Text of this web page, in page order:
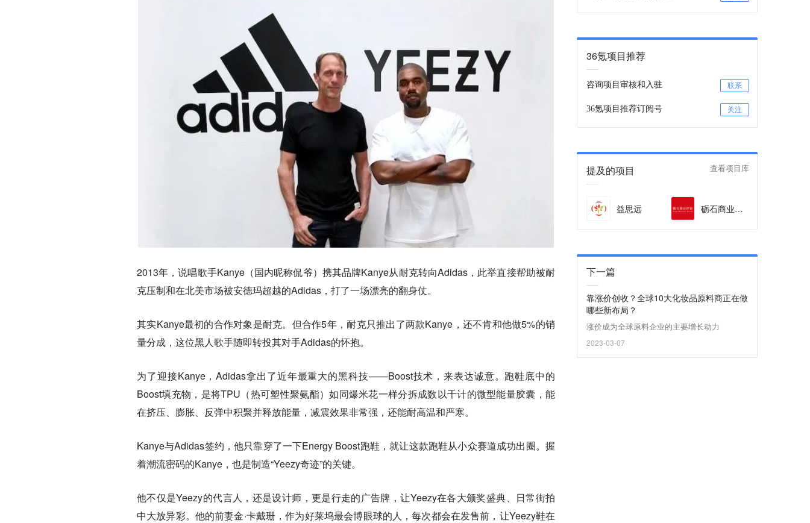
2013年，说唱歌手Kanye（国内昵称侃爷）携其品牌Kanye从耐克转向Adidas，此举直接帮助被耐
克压制和在北美市场被安德玛超越的Adidas，打了一场漂亮的翻身仗。
其实Kanye最初的合作对象是耐克。但合作5年，耐克只推出了两款Kanye，还不肯和他做5%的销
量分成，这位黑人歌手随即转投其对手Adidas的怀抱。
为了迎接Kanye，Adidas拿出了近年最重大的黑科技——Boost技术，来表达诚意。跑鞋底中的
Boost填充物，是将TPU（热可塑性聚氨酯）如同爆米花一样分拆成数以千计的微型能量胶囊，能
在挤压、膨胀、反弹中积聚并释放能量，减震效果非常强，还能耐高温和严寒。
Kanye与Adidas签约，他只靠穿了一下Energy Boost跑鞋，就让这款跑鞋从小众赛道成功出圈。握
着潮流密码的Kanye，也是制造“Yeezy奇迹”的关键。
他不仅是Yeezy的代言人，还是设计师，更是行走的广告牌，让Yeezy在各大颁奖盛典、日常街拍
中大放异彩。他的前妻金·卡戴珊，作为好莱坞最会博眼球的人，每次都会在发售前，让Yeezy鞋在
36氪项目推荐
咨询项目审核和入驻 联系
36氪项目推荐订阅号 关注
提及的项目 查看项目库
益思远 砺石商业评论
下一篇
靠涨价创收？全球10大化妆品原料商正在做
哪些新布局？
涨价成为全球原料企业的主要增长动力
2023-03-07